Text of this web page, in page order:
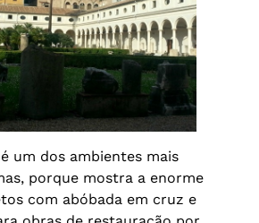
é um dos ambientes mais
porque mostra a enorme
com abóbada em cruz e